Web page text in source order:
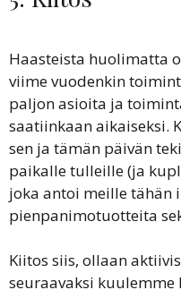
Haasteista huolimatta
viime vuodenkin
paljon asioita ja
saatiinkaan aikaiseksi.
sen ja tämän päivän
paikalle tulleille (ja
joka antoi meille tähän
pienpanimotuotteita
Kiitos siis, ollaan
seuraavaksi kuulemme